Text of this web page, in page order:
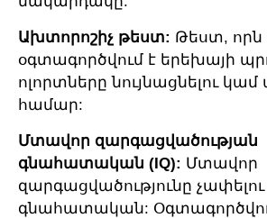
Ախտորոշիչ թեստ: Թեստ, որն
օգտագործվում է երեխայի
ոլորտները նույնացնելու
համար:
Մտավոր զարգացվածության
գնահատական (IQ): Մտավոր
զարգացվածությունը
գնահատական: